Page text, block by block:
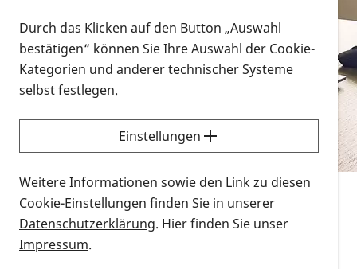
Vorlesen
Alle Infomaterialien in verschiedenen
Formaten an einem Ort
Sie möchten wissen, wie Sie nach Infonmaterial
suchen und dieses bestellen bzw. herunterladen
können? Schauen Sie sich dieErklärvideos zum
Thema Infomaterial auf der PRO RETINA-Website
für blinde und sehbehinderte Menschen an.
Auf dieser Seite finden Sie sämtliches Infomaterial
Durch das Klicken auf den Button „Auswahl
bestätigen“ können Sie Ihre Auswahl der Cookie-
Kategorien und anderer technischer Systeme
selbst festlegen.
Einstellungen
Weitere Informationen sowie den Link zu diesen
Cookie-Einstellungen finden Sie in unserer
Datenschutzerklärung. Hier finden Sie unser
Impressum.